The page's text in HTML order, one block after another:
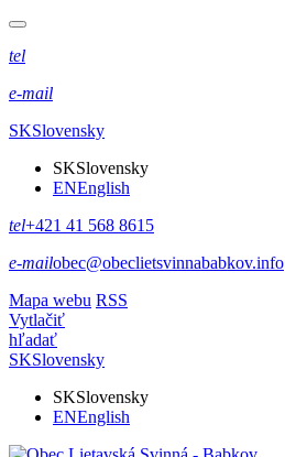
tel
e-mail
SKSlovensky
SKSlovensky
ENEnglish
tel+421 41 568 8615
e-mailobec@obeclietsvinnababkov.info
Mapa webu RSS
Vytlačiť
hľadať
SKSlovensky
SKSlovensky
ENEnglish